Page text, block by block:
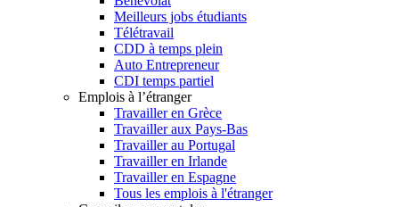
Meilleurs jobs étudiants
Télétravail
CDD à temps plein
Auto Entrepreneur
CDI temps partiel
Emplois à l’étranger
Travailler en Grèce
Travailler aux Pays-Bas
Travailler au Portugal
Travailler en Irlande
Travailler en Espagne
Tous les emplois à l'étranger